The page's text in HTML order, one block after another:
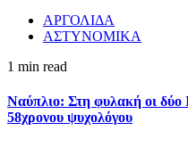
ΑΡΓΟΛΙΔΑ
ΑΣΤΥΝΟΜΙΚΑ
1 min read
Ναύπλιο: Στη φυλακή οι δύο
58χρονου ψυχολόγου